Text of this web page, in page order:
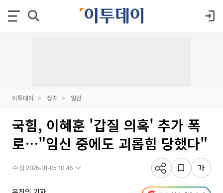
이투데이 정치 일반
국힘, 이혜훈 '갑질 의혹' 추가 폭
로…"임신 중에도 괴롭힘 당했다"
수정 2026-01-05 10:46